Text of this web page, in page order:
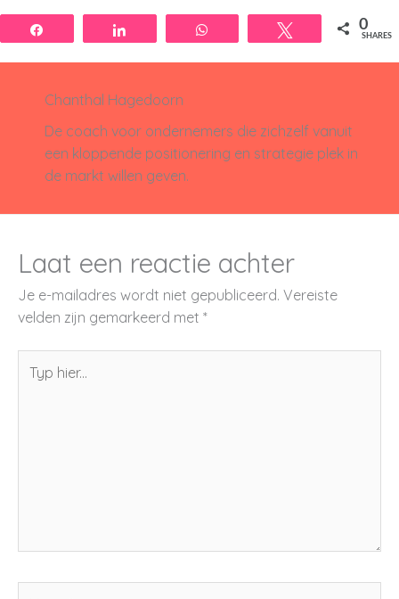
WhatsApp 0
SHARES
Chanthal Hagedoorn
De coach voor ondernemers die zichzelf vanuit
een kloppende positionering en strategie plek in
de markt willen geven.
Laat een reactie achter
Je e-mailadres wordt niet gepubliceerd. Vereiste
velden zijn gemarkeerd met *
hier...